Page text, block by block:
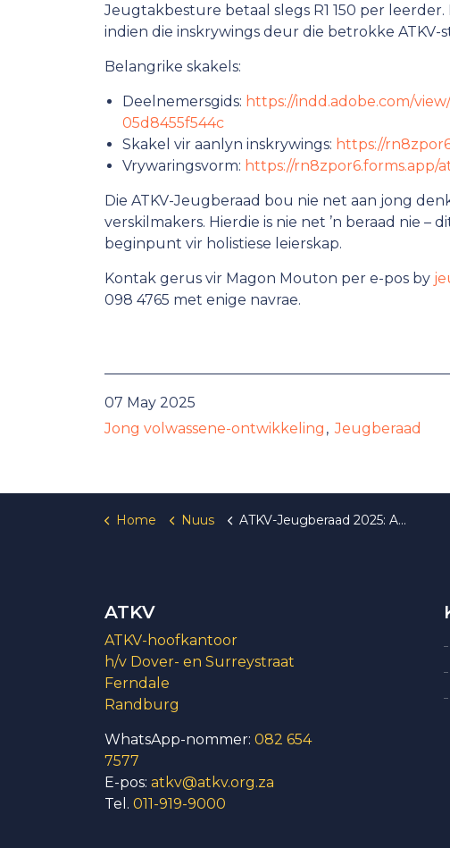
Jeugtakbesture betaal slegs R1 150 per leerder.
indien die inskrywings deur die betrokke
Belangrike skakels:
Deelnemersgids: https://indd.adobe.com/
05d8455f544c
Skakel vir aanlyn inskrywings: https://
Vrywaringsvorm: https://rn8zpor6.forms.app/
Die ATKV-Jeugberaad bou nie net aan jong
verskilmakers. Hierdie is nie net ’n beraad nie –
beginpunt vir holistiese leierskap.
Kontak gerus vir Magon Mouton per e-pos by
098 4765 met enige navrae.
07 May 2025
Jong volwassene-ontwikkeling
Jeugberaad
Home Nuus ATKV-Jeugberaad 2025: Aansoeke nou oop!
ATKV
ATKV-hoofkantoor
h/v Dover- en Surreystraat
Ferndale
Randburg
WhatsApp-nommer: 082 654
7577
E-pos: atkv@atkv.org.za
Tel. 011-919-9000